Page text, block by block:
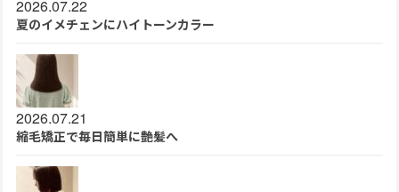
2026.07.22
夏のイメチェンにハイトーンカラー
2026.07.21
縮毛矯正で毎日簡単に艶髪へ